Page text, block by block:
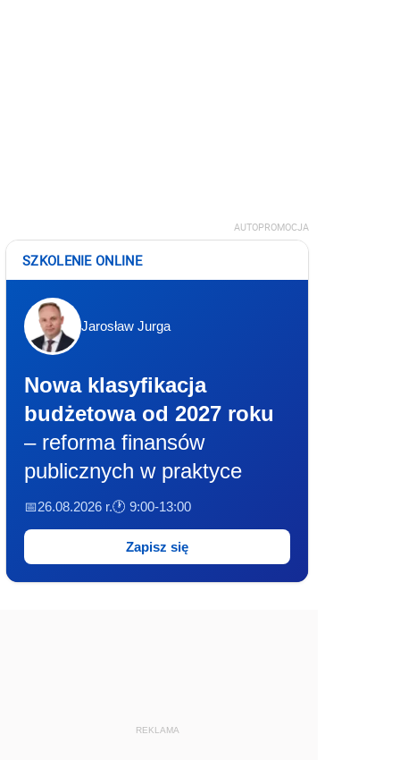
AUTOPROMOCJA
SZKOLENIE ONLINE
Jarosław Jurga
Nowa klasyfikacja
budżetowa od 2027 roku
– reforma finansów
publicznych w praktyce
📅26.08.2026 r.🕐 9:00-13:00
Zapisz się
REKLAMA